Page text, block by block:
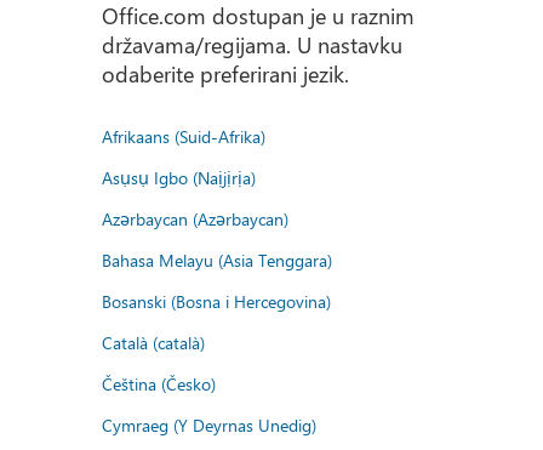
Office.com dostupan je u raznim
državama/regijama. U nastavku
odaberite preferirani jezik.
Afrikaans (Suid-Afrika)
Asụsụ Igbo (Naịjịrịa)
Azərbaycan (Azərbaycan)
Bahasa Melayu (Asia Tenggara)
Bosanski (Bosna i Hercegovina)
Català (català)
Čeština (Česko)
Cymraeg (Y Deyrnas Unedig)